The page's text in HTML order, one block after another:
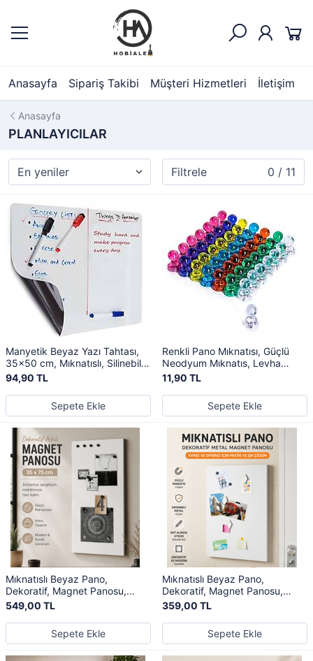
Anasayfa Sipariş Takibi Müşteri Hizmetleri İletişim
Anasayfa
PLANLAYICILAR
Filtrele 0 / 11
Manyetik Beyaz Yazı Tahtası,
35x50 cm, Mıknatıslı, Silinebilir
Yazı Panosu + 3 Kalem
94,90 TL
Sepete Ekle
Renkli Pano Mıknatısı, Güçlü
Neodyum Mıknatıs, Levha
Magneti
11,90 TL
Sepete Ekle
Mıknatıslı Beyaz Pano,
Dekoratif, Magnet Panosu,
35x75 cm, Metal Pano
549,00 TL
Sepete Ekle
Mıknatıslı Beyaz Pano,
Dekoratif, Magnet Panosu,
30x50 cm, Metal Pano
359,00 TL
Sepete Ekle